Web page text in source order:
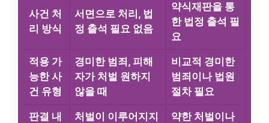
사건 처
리 방식
서면으로 처리, 법
정 출석 필요 없음
약식재판을 통
한 법정 출석 필
요
적용 가
능한 사
건 유형
경미한 범죄, 피해
자가 처벌 원하지
않을 때
비교적 경미한
범죄이나 법원
절차 필요
판결 내
처벌이 이루어지지
약한 처벌이나